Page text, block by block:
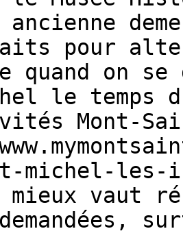
pour
quand on se
le temps
Mont-
michel-les-
mieux vaut